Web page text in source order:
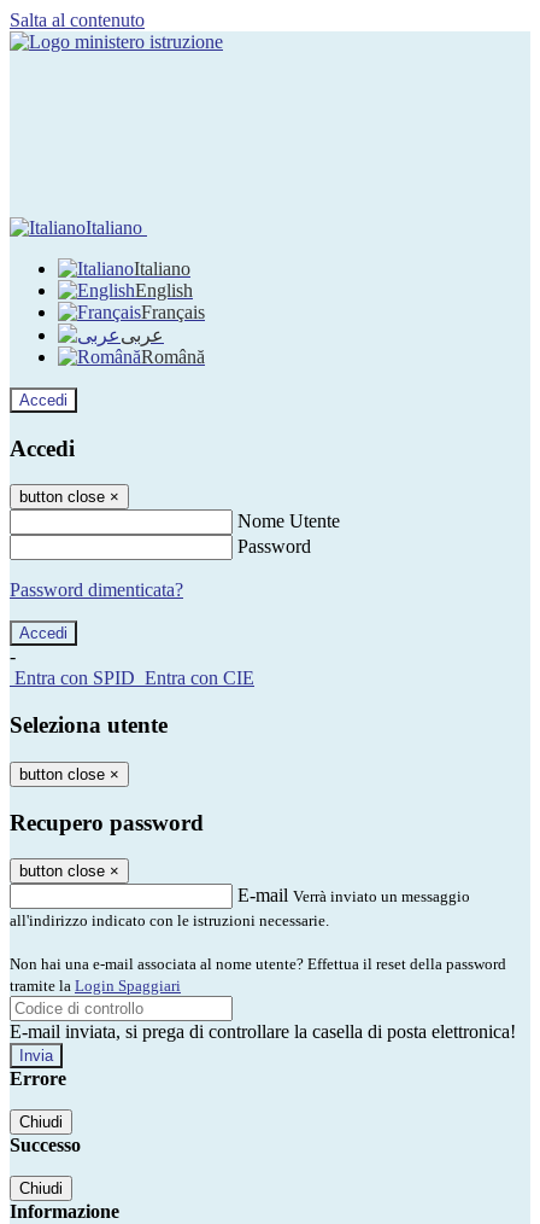
Salta al contenuto
Italiano
Italiano
English
Français
عربى
Română
Accedi
Accedi
button close ×
Nome Utente
Password
Password dimenticata?
-
Entra con SPID Entra con CIE
Seleziona utente
button close ×
Recupero password
button close ×
E-mail Verrà inviato un messaggio
all'indirizzo indicato con le istruzioni necessarie.
Non hai una e-mail associata al nome utente? Effettua il reset della password
tramite la Login Spaggiari
E-mail inviata, si prega di controllare la casella di posta elettronica!
Errore
Chiudi
Successo
Chiudi
Informazione